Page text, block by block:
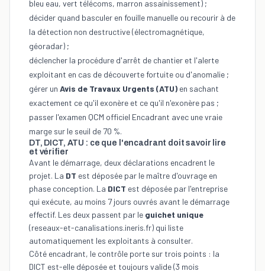
bleu eau, vert télécoms, marron assainissement) ;
décider quand basculer en fouille manuelle ou recourir à de
la détection non destructive (électromagnétique,
géoradar) ;
déclencher la procédure d'arrêt de chantier et l'alerte
exploitant en cas de découverte fortuite ou d'anomalie ;
gérer un Avis de Travaux Urgents (ATU) en sachant
exactement ce qu'il exonère et ce qu'il n'exonère pas ;
passer l'examen QCM officiel Encadrant avec une vraie
marge sur le seuil de 70 %.
DT, DICT, ATU : ce que l'encadrant doit savoir lire
et vérifier
Avant le démarrage, deux déclarations encadrent le
projet. La DT est déposée par le maître d'ouvrage en
phase conception. La DICT est déposée par l'entreprise
qui exécute, au moins 7 jours ouvrés avant le démarrage
effectif. Les deux passent par le guichet unique
(reseaux-et-canalisations.ineris.fr) qui liste
automatiquement les exploitants à consulter.
Côté encadrant, le contrôle porte sur trois points : la
DICT est-elle déposée et toujours valide (3 mois